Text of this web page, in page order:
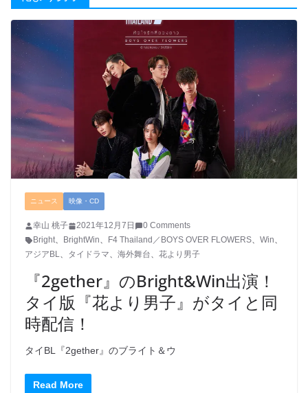
ニュース 映像・CD
幸山 桃子 2021年12月7日
0 Comments
Bright、 BrightWin、 F4 Thailand／BOYS OVER FLOWERS、 Win、
アジアBL、 タイドラマ、 海外舞台、 花より男子
『2gether』のBright&Win出演！
タイ版『花より男子』がタイと同
時配信！
タイBL『2gether』のブライト＆ウ
Read More